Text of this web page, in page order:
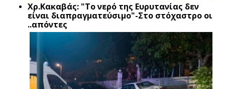
Xρ.Κακαβάς: "Το νερό της Ευρυτανίας δεν
είναι διαπραγματεύσιμο"-Στο στόχαστρο οι
..απόντες